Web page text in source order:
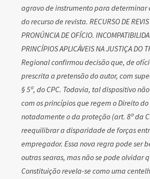
agravo de instrumento para determinar
do recurso de revista. RECURSO DE
PRONÚNCIA DE OFÍCIO.
PRINCÍPIOS APLICÁVEIS NA JUSTIÇA DO
Regional confirmou decisão que, de
prescrita a pretensão do autor, com
§ 5º, do CPC. Todavia, tal dispositivo
com os princípios que regem o Direito
notadamente o da proteção (art. 8º da
reequilibrar a disparidade de forças
empregador. Essa nova regra pode ser
outras searas, mas não se pode olvidar
Constituição revela-se como uma